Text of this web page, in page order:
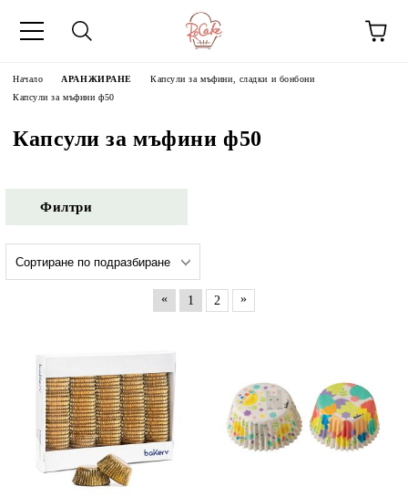
Начало АРАНЖИРАНЕ
Капсули за мъфини, сладки и бонбони
Капсули за мъфини ф50
Капсули за мъфини ф50
Филтри
« 1 2 »